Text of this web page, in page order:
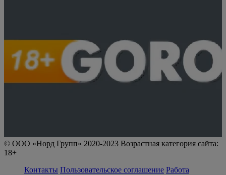
© ООО «Норд Групп» 2020-2023 Возрастная категория сайта:
18+
Контакты Пользовательское соглашение Работа